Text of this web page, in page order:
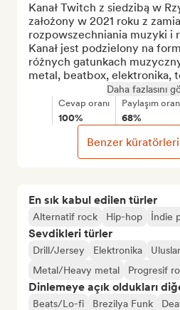
En sık kabul edilen türler
Alternatif rock Hip-hop İndie
Sevdikleri türler
Drill/Jersey Elektronika
Metal/Heavy metal
Progresif
Dinlemeye açık oldukları
Beats/Lo-fi Brezilya Funk
Kanał Twitch z siedzibą w
założony w 2021 roku z
rozpowszechniania muzyki i
Kanał jest podzielony na
różnych gatunkach
metal, beatbox, elektronika,
Daha fazlasını
Cevap oranı
100%
Paylaşım
68%
Benzer